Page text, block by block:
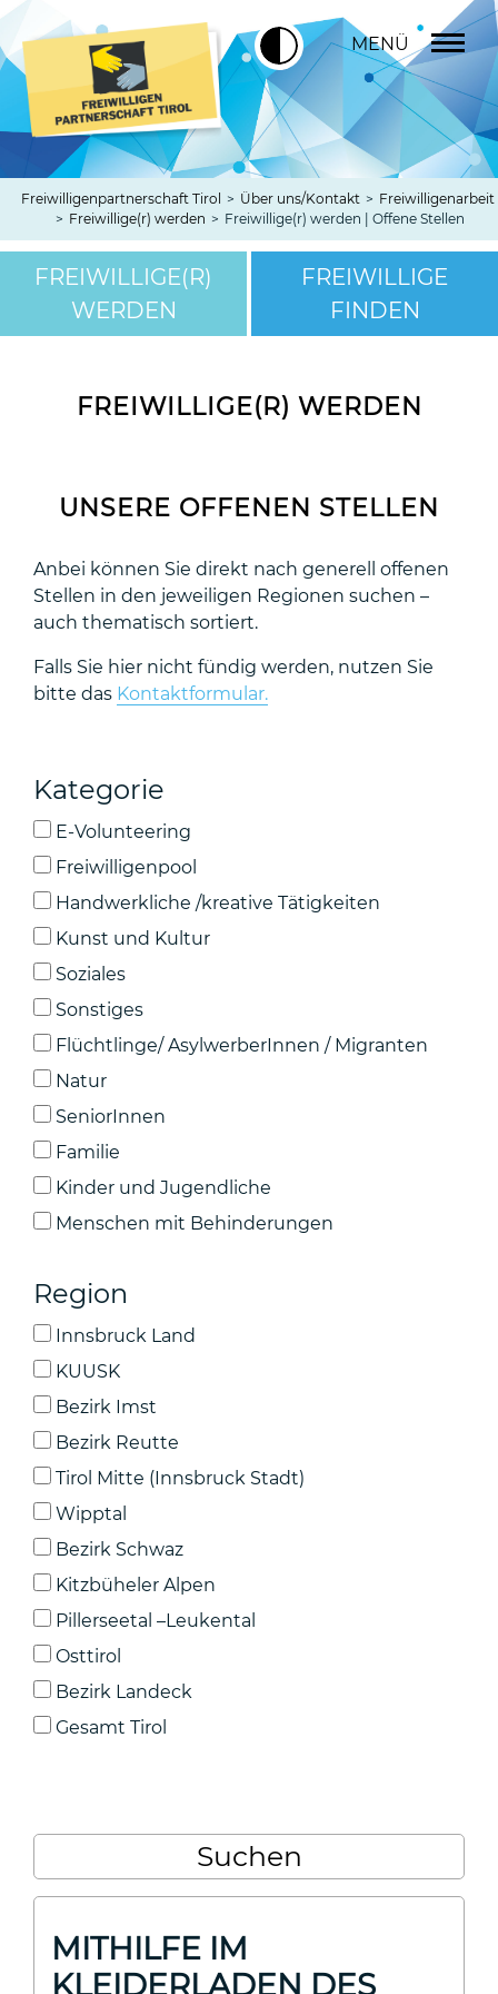
MENÜ
Freiwilligenpartnerschaft Tirol > Über uns/Kontakt > Freiwilligenarbeit
> Freiwillige(r) werden > Freiwillige(r) werden | Offene Stellen
FREIWILLIGE(R)
WERDEN
FREIWILLIGE
FINDEN
FREIWILLIGE(R) WERDEN
UNSERE OFFENEN STELLEN
Anbei können Sie direkt nach generell offenen
Stellen in den jeweiligen Regionen suchen –
auch thematisch sortiert.
Falls Sie hier nicht fündig werden, nutzen Sie
bitte das Kontaktformular.
Kategorie
E-Volunteering
Freiwilligenpool
Handwerkliche /kreative Tätigkeiten
Kunst und Kultur
Soziales
Sonstiges
Flüchtlinge/ AsylwerberInnen / Migranten
Natur
SeniorInnen
Familie
Kinder und Jugendliche
Menschen mit Behinderungen
Region
Innsbruck Land
KUUSK
Bezirk Imst
Bezirk Reutte
Tirol Mitte (Innsbruck Stadt)
Wipptal
Bezirk Schwaz
Kitzbüheler Alpen
Pillerseetal –Leukental
Osttirol
Bezirk Landeck
Gesamt Tirol
MITHILFE IM
KLEIDERLADEN DES